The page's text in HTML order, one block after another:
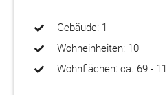
Gebäude: 1
Wohneinheiten: 10
Wohnflächen: ca. 69 -